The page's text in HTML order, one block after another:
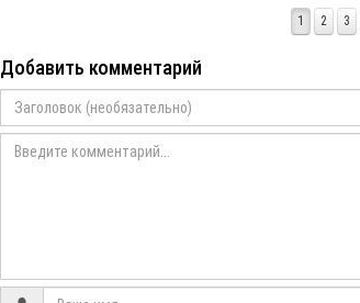
1 2 3
Добавить комментарий